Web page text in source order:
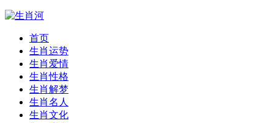
首页
生肖运势
生肖爱情
生肖性格
生肖解梦
生肖名人
生肖文化